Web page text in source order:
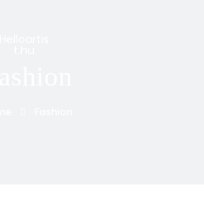
és első alkalmas